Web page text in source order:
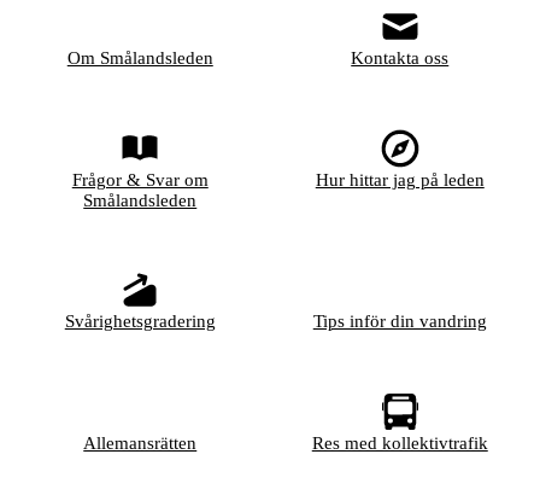
Om Smålandsleden Kontakta oss
Frågor & Svar om
Smålandsleden
Hur hittar jag på leden
Svårighetsgradering Tips inför din vandring
Allemansrätten Res med kollektivtrafik